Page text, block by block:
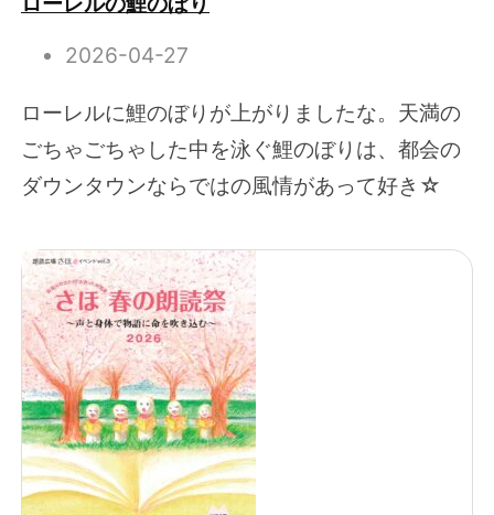
2026-04-27
ローレルに鯉のぼりが上がりましたな。天満の
ごちゃごちゃした中を泳ぐ鯉のぼりは、都会の
ダウンタウンならではの風情があって好き☆